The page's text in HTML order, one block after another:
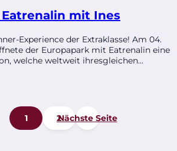
mit Ines
Experience der Extraklasse! Am 04.
der Europapark mit Eatrenalin eine
welche weltweit ihresgleichen...
1 2
Nächste Seite